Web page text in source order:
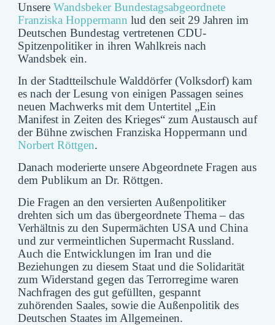
Unsere Wandsbeker Bundestagsabgeordnete
Franziska Hoppermann lud den seit 29 Jahren im
Deutschen Bundestag vertretenen CDU-
Spitzenpolitiker in ihren Wahlkreis nach
Wandsbek ein.
In der Stadtteilschule Walddörfer (Volksdorf) kam
es nach der Lesung von einigen Passagen seines
neuen Machwerks mit dem Untertitel „Ein
Manifest in Zeiten des Krieges“zum Austausch auf
der Bühne zwischen Franziska Hoppermann und
Norbert Röttgen.
Danach moderierte unsere Abgeordnete Fragen aus
dem Publikum an Dr. Röttgen.
Die Fragen an den versierten Außenpolitiker
drehten sich um das übergeordnete Thema – das
Verhältnis zu den Supermächten USA und China
und zur vermeintlichen Supermacht Russland.
Auch die Entwicklungen im Iran und die
Beziehungen zu diesem Staat und die Solidarität
zum Widerstand gegen das Terrorregime waren
Nachfragen des gut gefüllten, gespannt
zuhörenden Saales, sowie die Außenpolitik des
Deutschen Staates im Allgemeinen.